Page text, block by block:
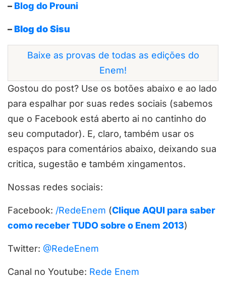
– Blog do Prouni
–Blog do Sisu
Baixe as provas de todas as edições do
Enem!
Gostou do post? Use os botões abaixo e ao lado
para espalhar por suas redes sociais (sabemos
que o Facebook está aberto ai no cantinho do
seu computador). E, claro, também usar os
espaços para comentários abaixo, deixando sua
critica, sugestão e também xingamentos.
Nossas redes sociais:
Facebook: /RedeEnem (Clique AQUI para saber
como receber TUDO sobre o Enem 2013)
Twitter: @RedeEnem
Canal no Youtube: Rede Enem